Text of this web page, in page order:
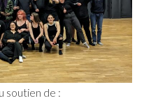
soutien de :